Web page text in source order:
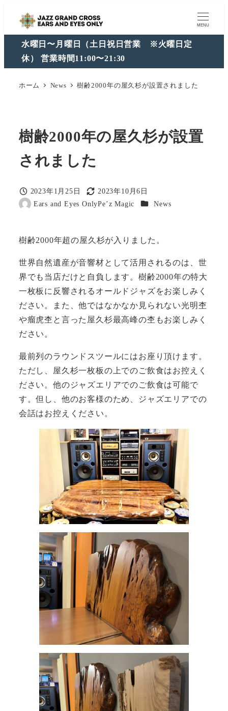
ン
MENU
水曜日〜月曜日（土日祝日営業 ※火曜日定
休） 営業時間11:00〜21:30
ホーム News 樹齢2000年の屋久杉が設置されました
樹齢2000年の屋久杉が設置
されました
投稿日
2023年1月25日
更新日
2023年10月6日
著
Ears and Eyes OnlyPe’z Magic カテゴリー
News
樹齢2000年超の屋久杉が入りました。
世界自然遺産が音響材として活用されるのは、世
界でも当店だけと自負します。樹齢2000年の特大
一枚板に反響されるオールドジャズをお楽しみく
ださい。また、他ではなかなか見られない光明杢
や瘤虎杢と言った屋久杉最高峰の杢もお楽しみく
ださい。
最前列のラウンドスツールにはお座り頂けます。
ただし、屋久杉一枚板の上でのご飲食はお控えく
ださい。他のジャズエリアでのご飲食は可能で
す。但し、他のお客様のため、ジャズエリアでの
会話はお控えください。